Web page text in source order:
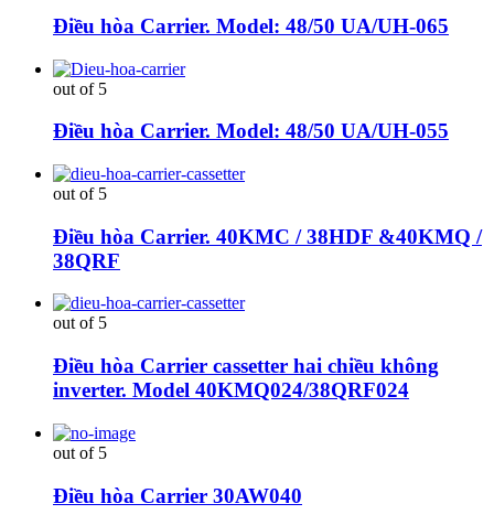
Điều hòa Carrier. Model: 48/50 UA/UH-065
out of 5
Điều hòa Carrier. Model: 48/50 UA/UH-055
out of 5
Điều hòa Carrier. 40KMC / 38HDF &40KMQ /
38QRF
out of 5
Điều hòa Carrier cassetter hai chiều không
inverter. Model 40KMQ024/38QRF024
out of 5
Điều hòa Carrier 30AW040